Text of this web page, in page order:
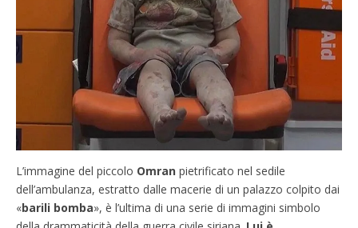
L’immagine del piccolo Omran pietrificato nel sedile
dell’ambulanza, estratto dalle macerie di un palazzo colpito dai
«barili bomba», è l’ultima di una serie di immagini simbolo